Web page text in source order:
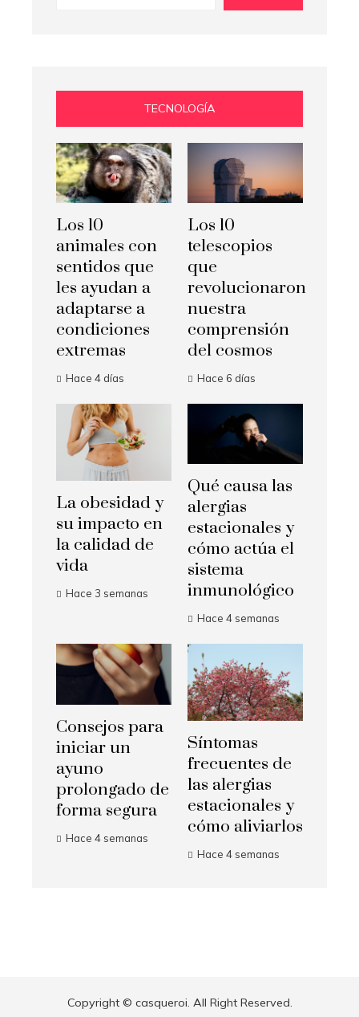
TECNOLOGÍA
Los 10
animales con
sentidos que
les ayudan a
adaptarse a
condiciones
extremas
Hace 4 días
Los 10
telescopios
que
revolucionaron
nuestra
comprensión
del cosmos
Hace 6 días
La obesidad y
su impacto en
la calidad de
vida
Hace 3 semanas
Qué causa las
alergias
estacionales y
cómo actúa el
sistema
inmunológico
Hace 4 semanas
Consejos para
iniciar un
ayuno
prolongado de
forma segura
Hace 4 semanas
Síntomas
frecuentes de
las alergias
estacionales y
cómo aliviarlos
Hace 4 semanas
Copyright © casqueroi. All Right Reserved.